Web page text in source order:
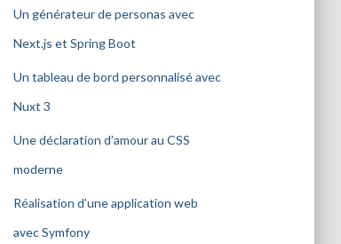
Un générateur de personas avec
Next.js et Spring Boot
Un tableau de bord personnalisé avec
Nuxt 3
Une déclaration d’amour au CSS
moderne
Réalisation d’une application web
avec Symfony